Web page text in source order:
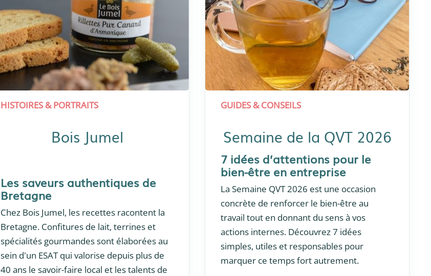
HISTOIRES & PORTRAITS
Bois Jumel
Les saveurs authentiques de
Bretagne
Chez Bois Jumel, les recettes racontent la
Bretagne. Confitures de lait, terrines et
spécialités gourmandes sont élaborées au
sein d'un ESAT qui valorise depuis plus de
40 ans le savoir-faire local et les talents de
GUIDES & CONSEILS
Semaine de la QVT 2026
7 idées d’attentions pour le
bien-être en entreprise
La Semaine QVT 2026 est une occasion
concrète de renforcer le bien-être au
travail tout en donnant du sens à vos
actions internes. Découvrez 7 idées
simples, utiles et responsables pour
marquer ce temps fort autrement.